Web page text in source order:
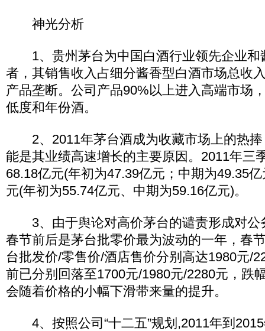
神光分析
1、贵州茅台为中国白酒行业领先企业和
者，其销售收入占细分酱香型白酒市场总收
产品垄断。公司产品90%以上进入高端市场
低度和年份酒。
2、2011年茅台酒成为收藏市场上的热捧
能是其业绩高速增长的主要原因。2011年三
68.18亿元(年初为47.39亿元；中期为49.35
元(年初为55.74亿元、中期为59.16亿元)。
3、由于舆论对高价茅台的谴责形成对公
春节前后是茅台批零价最为波动的一年，春
台批发价/零售价/酒店售价分别高达1980元/
前已分别回落至1700元/1980元/2280元，跌
会随着价格的小幅下滑带来量的提升。
4、按照公司“十二五”规划,2011年到